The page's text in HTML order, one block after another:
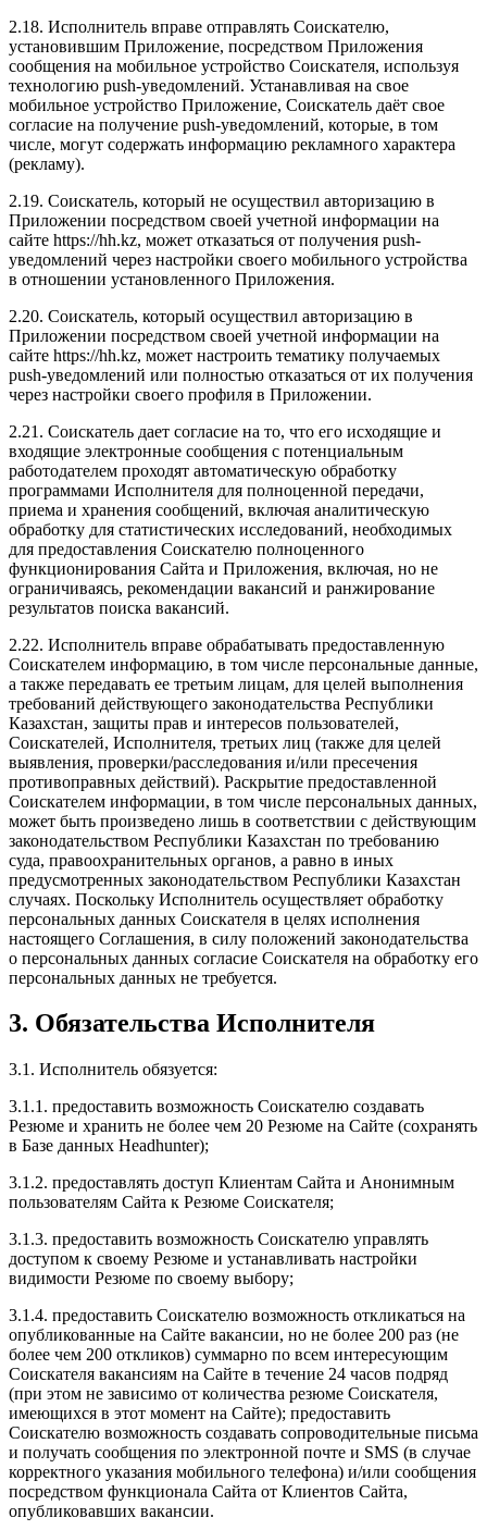
2.18. Исполнитель вправе отправлять Соискателю,
установившим Приложение, посредством Приложения
сообщения на мобильное устройство Соискателя, используя
технологию push-уведомлений. Устанавливая на свое
мобильное устройство Приложение, Соискатель даёт свое
согласие на получение push-уведомлений, которые, в том
числе, могут содержать информацию рекламного характера
(рекламу).
2.19. Соискатель, который не осуществил авторизацию в
Приложении посредством своей учетной информации на
сайте https://hh.kz, может отказаться от получения push-
уведомлений через настройки своего мобильного устройства
в отношении установленного Приложения.
2.20. Соискатель, который осуществил авторизацию в
Приложении посредством своей учетной информации на
сайте https://hh.kz, может настроить тематику получаемых
push-уведомлений или полностью отказаться от их получения
через настройки своего профиля в Приложении.
2.21. Соискатель дает согласие на то, что его исходящие и
входящие электронные сообщения с потенциальным
работодателем проходят автоматическую обработку
программами Исполнителя для полноценной передачи,
приема и хранения сообщений, включая аналитическую
обработку для статистических исследований, необходимых
для предоставления Соискателю полноценного
функционирования Сайта и Приложения, включая, но не
ограничиваясь, рекомендации вакансий и ранжирование
результатов поиска вакансий.
2.22. Исполнитель вправе обрабатывать предоставленную
Соискателем информацию, в том числе персональные данные,
а также передавать ее третьим лицам, для целей выполнения
требований действующего законодательства Республики
Казахстан, защиты прав и интересов пользователей,
Соискателей, Исполнителя, третьих лиц (также для целей
выявления, проверки/расследования и/или пресечения
противоправных действий). Раскрытие предоставленной
Соискателем информации, в том числе персональных данных,
может быть произведено лишь в соответствии с действующим
законодательством Республики Казахстан по требованию
суда, правоохранительных органов, а равно в иных
предусмотренных законодательством Республики Казахстан
случаях. Поскольку Исполнитель осуществляет обработку
персональных данных Соискателя в целях исполнения
настоящего Соглашения, в силу положений законодательства
о персональных данных согласие Соискателя на обработку его
персональных данных не требуется.
3. Обязательства Исполнителя
3.1. Исполнитель обязуется:
3.1.1. предоставить возможность Соискателю создавать
Резюме и хранить не более чем 20 Резюме на Сайте (сохранять
в Базе данных Headhunter);
3.1.2. предоставлять доступ Клиентам Сайта и Анонимным
пользователям Сайта к Резюме Соискателя;
3.1.3. предоставить возможность Соискателю управлять
доступом к своему Резюме и устанавливать настройки
видимости Резюме по своему выбору;
3.1.4. предоставить Соискателю возможность откликаться на
опубликованные на Сайте вакансии, но не более 200 раз (не
более чем 200 откликов) суммарно по всем интересующим
Соискателя вакансиям на Сайте в течение 24 часов подряд
(при этом не зависимо от количества резюме Соискателя,
имеющихся в этот момент на Сайте); предоставить
Соискателю возможность создавать сопроводительные письма
и получать сообщения по электронной почте и SMS (в случае
корректного указания мобильного телефона) и/или сообщения
посредством функционала Сайта от Клиентов Сайта,
опубликовавших вакансии.